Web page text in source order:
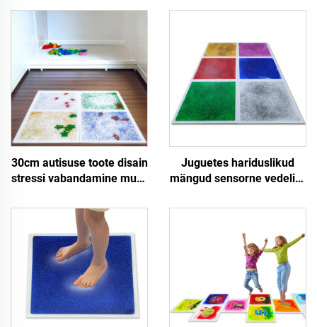
30cm autisuse toote disain
stressi vabandamine mure
põrandaplaad sensorne
mat gel-põrandalava mat
autistlike inimeste jaoks
Juguetes hariduslikud
mängud sensorne vedelik-
põrandaplaadid autistlike